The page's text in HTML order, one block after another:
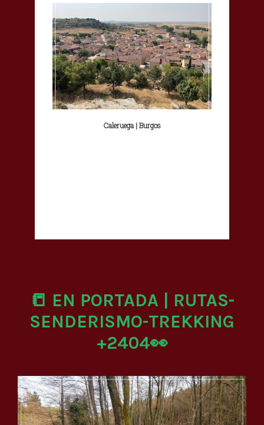
Caleruega | Burgos
📒 EN PORTADA | RUTAS-
SENDERISMO-TREKKING
+2404👀